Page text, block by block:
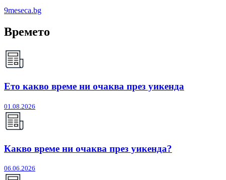
9meseca.bg
Времето
Ето какво време ни очаква през уикенда
01.08.2026
Какво време ни очаква през уикенда?
06.06.2026